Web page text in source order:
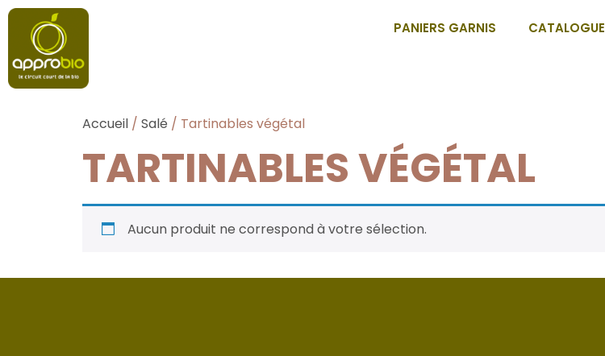
PANIERS GARNIS CATALOGUE
Accueil / Salé / Tartinables végétal
TARTINABLES VÉGÉTAL
Aucun produit ne correspond à votre sélection.